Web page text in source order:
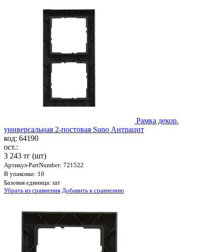
Рамка декор.
универсальная 2-постовая Suno Антрацит
код: 64190
ост.:
3 243 тг (шт)
Артикул-PartNumber: 721522
В упаковке: 10
Базовая единица: шт
Убрать из сравнения Добавить к сравнению